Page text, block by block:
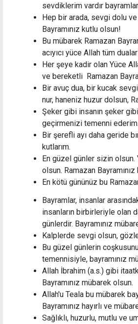
sevdiklerim vardır
Hep bir arada, sevgi dolu
Bayramınız kutlu olsun!
Bu mübarek Ramazan
acıyıcı yüce Allah tüm
Her şeye kadir olan Yüce
ve bereketli Ramazan
Bir avuç dua, bir kucak
nur, haneniz huzur dolsun,
Şeker gibi insanın şeker
geçirmenizi temenni
Bir şerefli ayı daha geride
kutlarım.
En güzel günler sizin olsun.
olsun. Ramazan
En kötü gününüz bu
Bayramlar, insanlar
insanların birbirleriyle olan
günlerdir. Bayramınız
Kalplerde sevgi olsun,
Bu güzel günlerin
temennisiyle, bayramınız
Allah İbrahim (a.s.) gibi
Bayramınız mübarek olsun.
Allah'u Teala bu mübarek
Bayramınız hayırlı ve
Sağlıklı, huzurlu, mutlu ve